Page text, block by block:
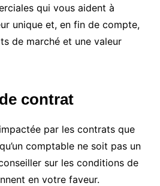
qui vous aident à
unique et, en fin de compte,
de marché et une valeur
contrat
par les contrats que
comptable ne soit pas un
sur les conditions de
en votre faveur.